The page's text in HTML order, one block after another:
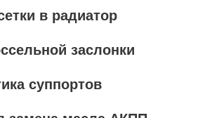
в радиатор
заслонки
суппортов